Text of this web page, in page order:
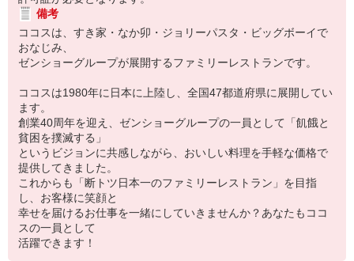
備考
ココスは、すき家・なか卯・ジョリーパスタ・ビッグボーイで
おなじみ、
ゼンショーグループが展開するファミリーレストランです。
ココスは1980年に日本に上陸し、全国47都道府県に展開してい
ます。
創業40周年を迎え、ゼンショーグループの一員として「飢餓と
貧困を撲滅する」
というビジョンに共感しながら、おいしい料理を手軽な価格で
提供してきました。
これからも「断トツ日本一のファミリーレストラン」を目指
し、お客様に笑顔と
幸せを届けるお仕事を一緒にしていきませんか？あなたもココ
スの一員として
活躍できます！